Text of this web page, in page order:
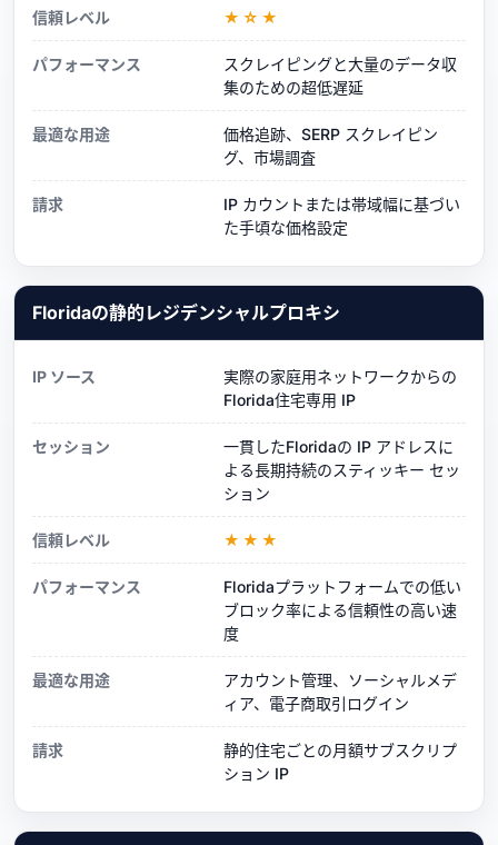
信頼レベル ★☆★
パフォーマンス
スクレイピングと大量のデータ収
集のための超低遅延
最適な用途
価格追跡、SERP スクレイピン
グ、市場調査
請求
IP カウントまたは帯域幅に基づい
た手頃な価格設定
Floridaの静的レジデンシャルプロキシ
IP ソース
実際の家庭用ネットワークからの
Florida住宅専用 IP
セッション
一貫したFloridaの IP アドレスに
よる長期持続のスティッキー セッ
ション
信頼レベル ★★★
パフォーマンス
Floridaプラットフォームでの低い
ブロック率による信頼性の高い速
度
最適な用途
アカウント管理、ソーシャルメデ
ィア、電子商取引ログイン
請求
静的住宅ごとの月額サブスクリプ
ション IP